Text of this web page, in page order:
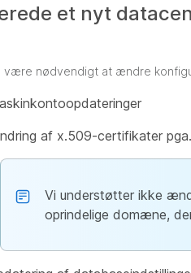
et nyt
være nødvendigt at ændre
af x.509-certifikater
Vi understøtter ikke
oprindelige domæne,